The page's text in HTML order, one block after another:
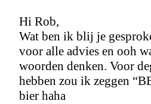
Hi Rob,
Wat ben ik blij je
voor alle advies en ooh
woorden denken. Voor
hebben zou ik zeggen
bier haha